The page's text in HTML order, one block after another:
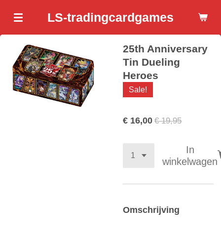
direct
naar
hoofdinhoud
LS-tradingcardgames
25th Anniversary
Tin Dueling
Heroes
Sale!
€ 16,00 € 19,95
In
winkelwagen
Omschrijving